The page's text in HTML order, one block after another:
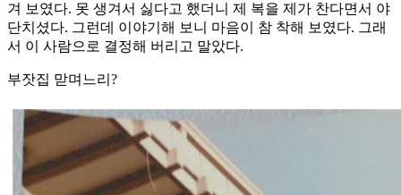
겨 보였다. 못 생겨서 싫다고 했더니 제 복을 제가 찬다면서 야
단치셨다. 그런데 이야기해 보니 마음이 참 착해 보였다. 그래
서 이 사람으로 결정해 버리고 말았다.
부잣집 맏며느리?